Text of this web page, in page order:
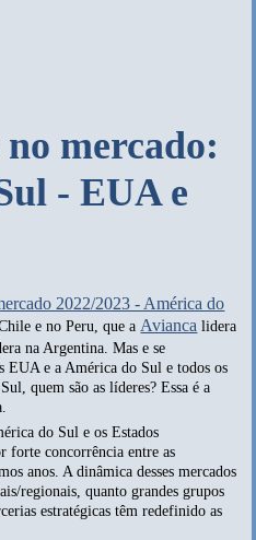
mercado:
- EUA e
2022/2023 - América do
e no Peru, que aAvianca lidera
na Argentina. Mas e se
EUA e a América do Sul e todos os
quem são as líderes? Essa é a
do Sul e os Estados
forte concorrência entre as
anos. A dinâmica desses mercados
regionais, quanto grandes grupos
estratégicas têm redefinido as